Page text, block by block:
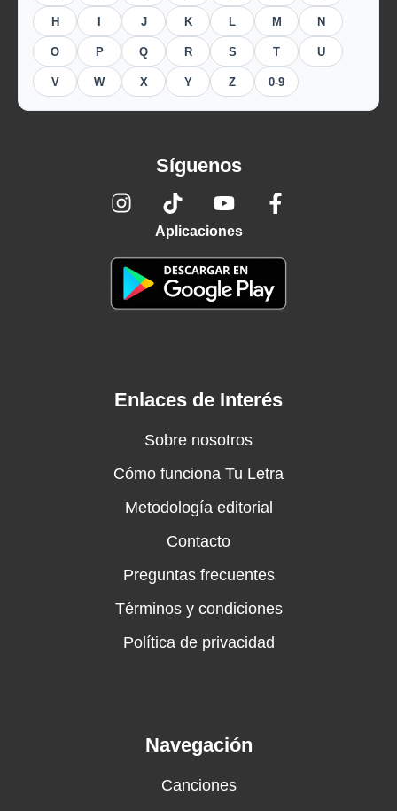
H J K L M N
O P Q R S T U
V W X Y Z 0-9
Síguenos
Aplicaciones
Enlaces de Interés
Sobre nosotros
Cómo funciona Tu Letra
Metodología editorial
Contacto
Preguntas frecuentes
Términos y condiciones
Política de privacidad
Navegación
Canciones